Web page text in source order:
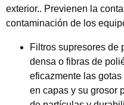
exterior.. Previenen la
contaminación de los
Filtros supresores de
densa o fibras de
eficazmente las
en capas y su grosor